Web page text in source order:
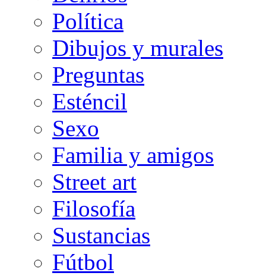
Política
Dibujos y murales
Preguntas
Esténcil
Sexo
Familia y amigos
Street art
Filosofía
Sustancias
Fútbol